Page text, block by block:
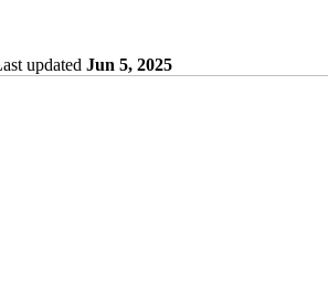
updated Jun 5, 2025